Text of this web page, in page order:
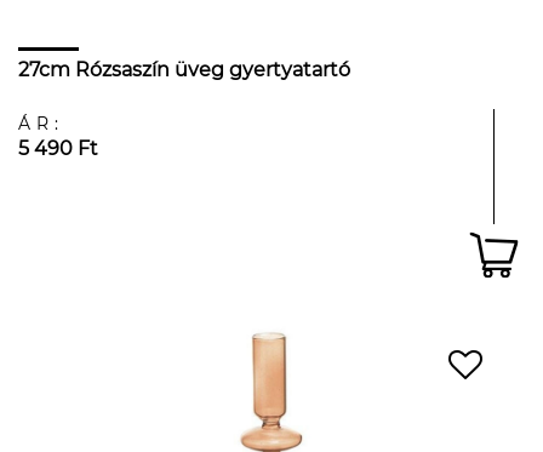
27cm Rózsaszín üveg gyertyatartó
ÁR:
5 490 Ft